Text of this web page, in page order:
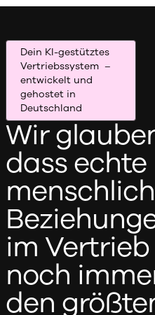
Dein KI-gestütztes
Vertriebssystem –
entwickelt und
gehostet in
Deutschland
Wir
dass echte
im Vertrieb
noch
den